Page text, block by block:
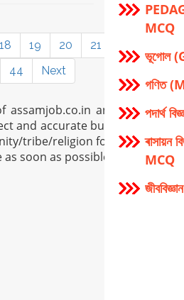
18 19 20 21
44 Next
and is
and accurate but in certain
tribe/religion for providing
soon as possible.
MCQ
ভূগোল
গণিত
পদার্থ
MCQ